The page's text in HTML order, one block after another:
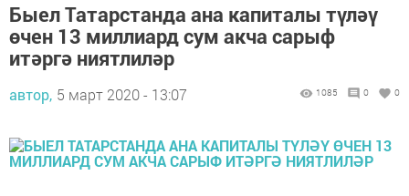
Быел Татарстанда ана капиталы түләү
өчен 13 миллиард сум акча сарыф
итәргә ниятлиләр
автор, 5 март 2020 - 13:07 1085 0 0